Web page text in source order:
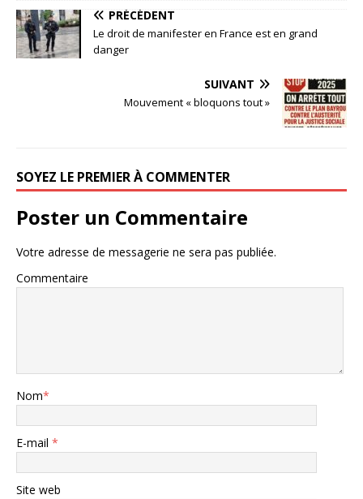
PRÉCÉDENT
Le droit de manifester en France est en grand
danger
SUIVANT
Mouvement « bloquons tout »
SOYEZ LE PREMIER À COMMENTER
Poster un Commentaire
Votre adresse de messagerie ne sera pas publiée.
Commentaire
Nom*
E-mail *
Site web